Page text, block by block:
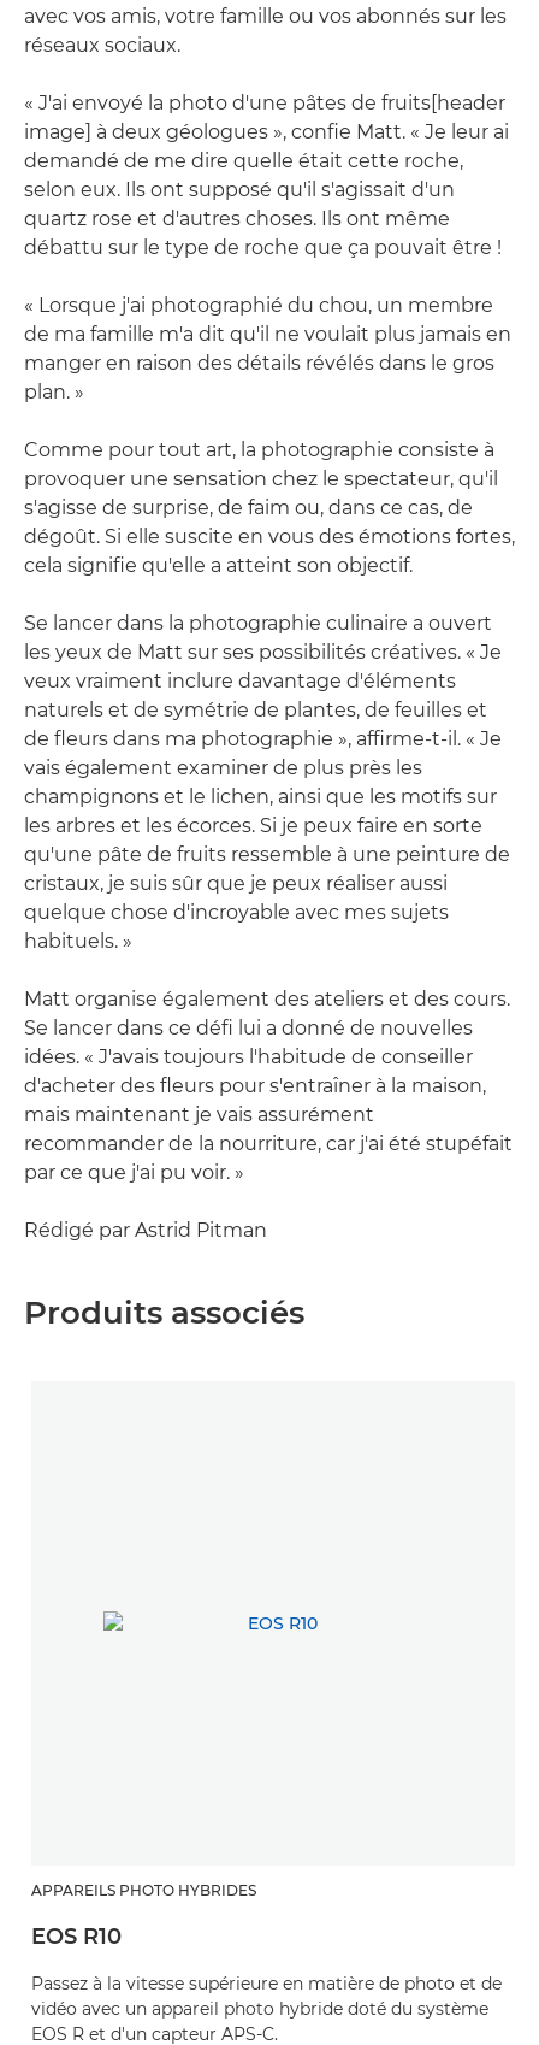
avec vos amis, votre famille ou vos abonnés sur les
réseaux sociaux.
« J'ai envoyé la photo d'une pâtes de fruits[header
image] à deux géologues », confie Matt. « Je leur ai
demandé de me dire quelle était cette roche,
selon eux. Ils ont supposé qu'il s'agissait d'un
quartz rose et d'autres choses. Ils ont même
débattu sur le type de roche que ça pouvait être !
« Lorsque j'ai photographié du chou, un membre
de ma famille m'a dit qu'il ne voulait plus jamais en
manger en raison des détails révélés dans le gros
plan. »
Comme pour tout art, la photographie consiste à
provoquer une sensation chez le spectateur, qu'il
s'agisse de surprise, de faim ou, dans ce cas, de
dégoût. Si elle suscite en vous des émotions fortes,
cela signifie qu'elle a atteint son objectif.
Se lancer dans la photographie culinaire a ouvert
les yeux de Matt sur ses possibilités créatives. « Je
veux vraiment inclure davantage d'éléments
naturels et de symétrie de plantes, de feuilles et
de fleurs dans ma photographie », affirme-t-il. « Je
vais également examiner de plus près les
champignons et le lichen, ainsi que les motifs sur
les arbres et les écorces. Si je peux faire en sorte
qu'une pâte de fruits ressemble à une peinture de
cristaux, je suis sûr que je peux réaliser aussi
quelque chose d'incroyable avec mes sujets
habituels. »
Matt organise également des ateliers et des cours.
Se lancer dans ce défi lui a donné de nouvelles
idées. « J'avais toujours l'habitude de conseiller
d'acheter des fleurs pour s'entraîner à la maison,
mais maintenant je vais assurément
recommander de la nourriture, car j'ai été stupéfait
par ce que j'ai pu voir. »
Rédigé par Astrid Pitman
Produits associés
APPAREILS PHOTO HYBRIDES
EOS R10
Passez à la vitesse supérieure en matière de photo et de
vidéo avec un appareil photo hybride doté du système
EOS R et d'un capteur APS-C.